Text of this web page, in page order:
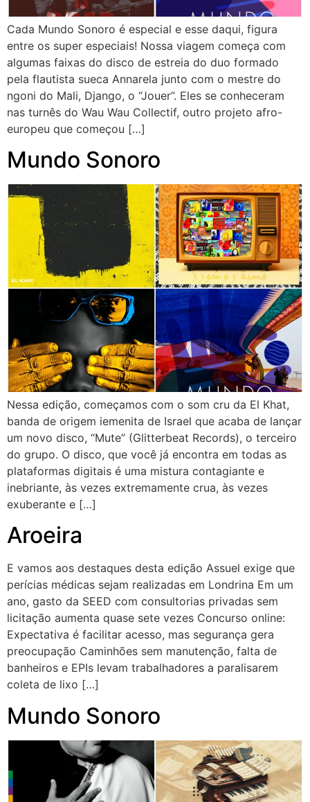
Cada Mundo Sonoro é especial e esse daqui, figura
entre os super especiais! Nossa viagem começa com
algumas faixas do disco de estreia do duo formado
pela flautista sueca Annarela junto com o mestre do
ngoni do Mali, Django, o “Jouer”. Eles se conheceram
nas turnês do Wau Wau Collectif, outro projeto afro-
europeu que começou […]
Mundo Sonoro
Nessa edição, começamos com o som cru da El Khat,
banda de origem iemenita de Israel que acaba de lançar
um novo disco, “Mute” (Glitterbeat Records), o terceiro
do grupo. O disco, que você já encontra em todas as
plataformas digitais é uma mistura contagiante e
inebriante, às vezes extremamente crua, às vezes
exuberante e […]
Aroeira
E vamos aos destaques desta edição Assuel exige que
perícias médicas sejam realizadas em Londrina Em um
ano, gasto da SEED com consultorias privadas sem
licitação aumenta quase sete vezes Concurso online:
Expectativa é facilitar acesso, mas segurança gera
preocupação Caminhões sem manutenção, falta de
banheiros e EPIs levam trabalhadores a paralisarem
coleta de lixo […]
Mundo Sonoro